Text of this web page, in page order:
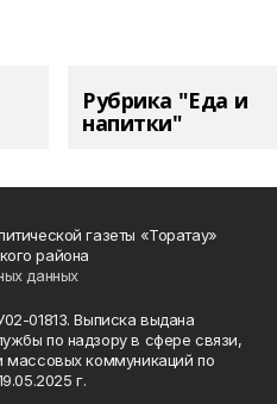
Рубрика "Еда и
напитки"
газеты «Торатау»
района
данных
01813. Выписка выдана
по надзору в сфере связи,
массовых коммуникаций по
г.